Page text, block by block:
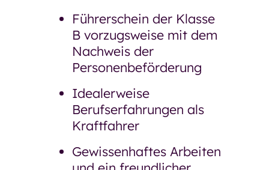
Führerschein der Klasse
B vorzugsweise mit dem
Nachweis der
Personenbeförderung
Idealerweise
Berufserfahrungen als
Kraftfahrer
Gewissenhaftes Arbeiten